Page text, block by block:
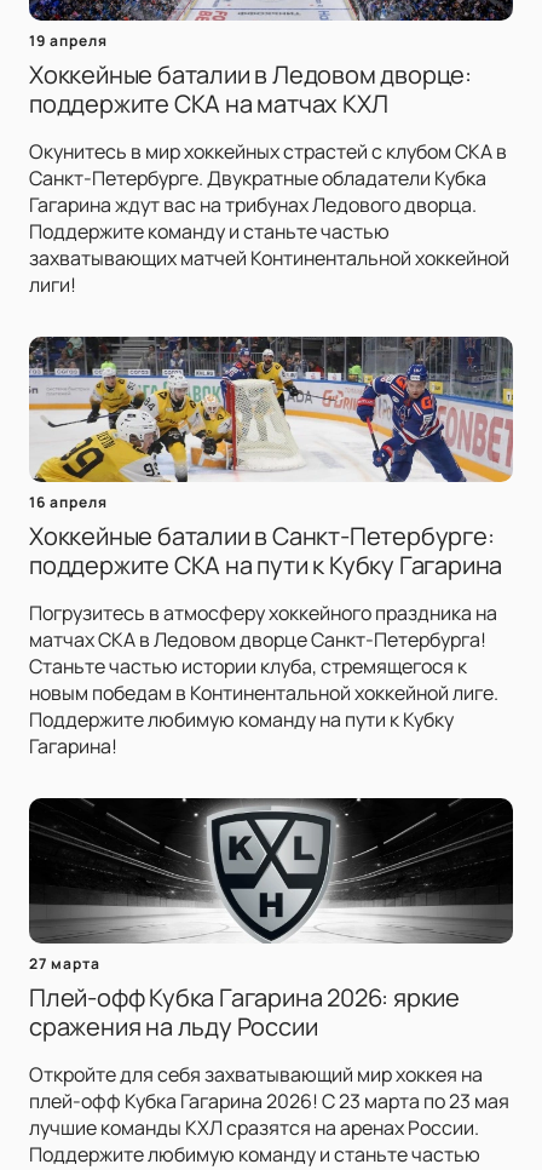
19 апреля
Хоккейные баталии в Ледовом дворце:
поддержите СКА на матчах КХЛ
Окунитесь в мир хоккейных страстей с клубом СКА в
Санкт-Петербурге. Двукратные обладатели Кубка
Гагарина ждут вас на трибунах Ледового дворца.
Поддержите команду и станьте частью
захватывающих матчей Континентальной хоккейной
лиги!
16 апреля
Хоккейные баталии в Санкт-Петербурге:
поддержите СКА на пути к Кубку Гагарина
Погрузитесь в атмосферу хоккейного праздника на
матчах СКА в Ледовом дворце Санкт-Петербурга!
Станьте частью истории клуба, стремящегося к
новым победам в Континентальной хоккейной лиге.
Поддержите любимую команду на пути к Кубку
Гагарина!
27 марта
Плей-офф Кубка Гагарина 2026: яркие
сражения на льду России
Откройте для себя захватывающий мир хоккея на
плей-офф Кубка Гагарина 2026! С 23 марта по 23 мая
лучшие команды КХЛ сразятся на аренах России.
Поддержите любимую команду и станьте частью